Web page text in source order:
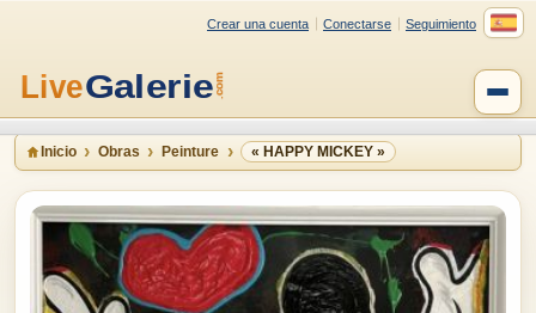
Crear una cuenta Conectarse Seguimiento
Inicio Obras Peinture « HAPPY MICKEY »